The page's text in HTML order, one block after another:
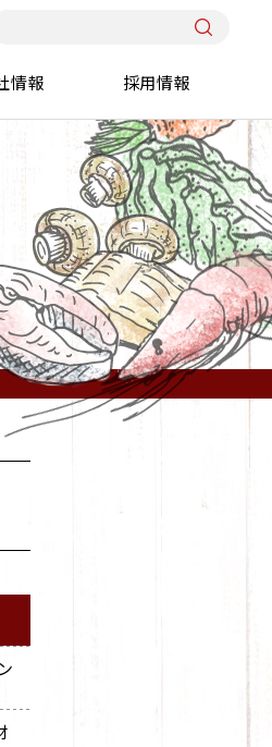
情報 採用情報